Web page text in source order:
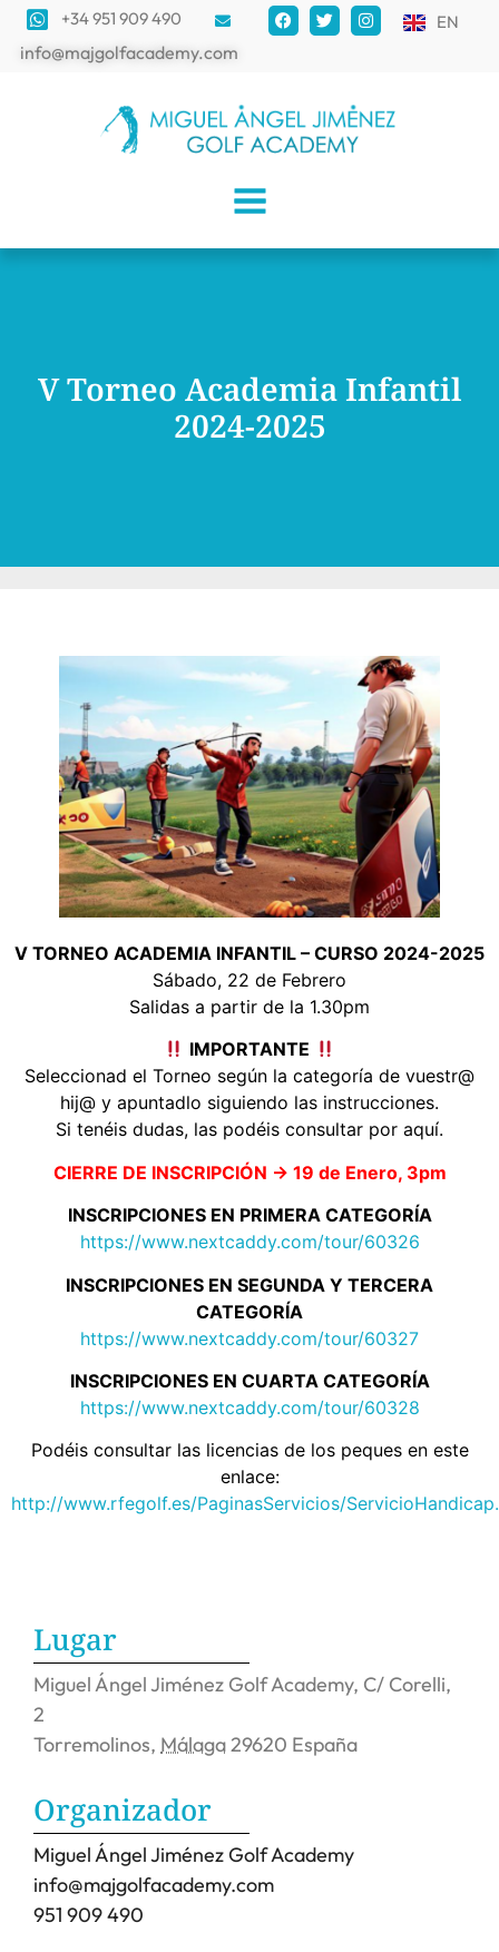
+34 951 909 490
info@majgolfacademy.com
EN
V Torneo Academia Infantil
2024-2025
V TORNEO ACADEMIA INFANTIL – CURSO 2024-2025
Sábado, 22 de Febrero
Salidas a partir de la 1.30pm
IMPORTANTE
Seleccionad el Torneo según la categoría de vuestr@
hij@ y apuntadlo siguiendo las instrucciones.
Si tenéis dudas, las podéis consultar por aquí.
CIERRE DE INSCRIPCIÓN -> 19 de Enero, 3pm
INSCRIPCIONES EN PRIMERA CATEGORÍA
https://www.nextcaddy.com/tour/60326
INSCRIPCIONES EN SEGUNDA Y TERCERA
CATEGORÍA
https://www.nextcaddy.com/tour/60327
INSCRIPCIONES EN CUARTA CATEGORÍA
https://www.nextcaddy.com/tour/60328
Podéis consultar las licencias de los peques en este
enlace:
http://www.rfegolf.es/PaginasServicios/
Lugar
Miguel Ángel Jiménez Golf Academy, C/ Corelli,
2
Torremolinos, Málaga29620 España
Organizador
Miguel Ángel Jiménez Golf Academy
info@majgolfacademy.com
951 909 490